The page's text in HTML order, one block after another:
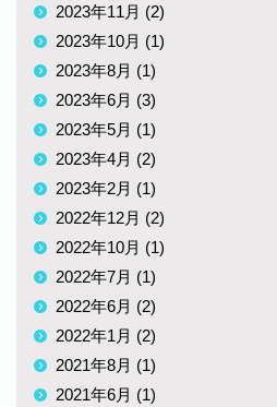
2023年11月 (2)
2023年10月 (1)
2023年8月 (1)
2023年6月 (3)
2023年5月 (1)
2023年4月 (2)
2023年2月 (1)
2022年12月 (2)
2022年10月 (1)
2022年7月 (1)
2022年6月 (2)
2022年1月 (2)
2021年8月 (1)
2021年6月 (1)